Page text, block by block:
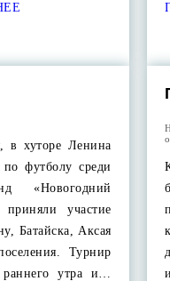
в хуторе Ленина
футболу среди
«Новогодний
участие
Батайска, Аксая
Турнир
утра и…